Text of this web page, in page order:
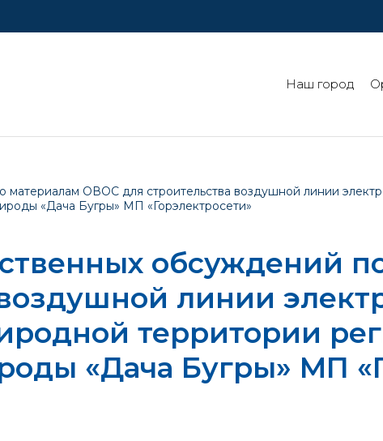
Наш город
ОВОС для строительства воздушной линии
«Дача Бугры» МП «Горэлектросети»
обсуждений
линии
территории
«Дача Бугры» МП